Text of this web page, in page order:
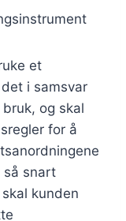
et
i samsvar
og skal
for å
så snart
kunden